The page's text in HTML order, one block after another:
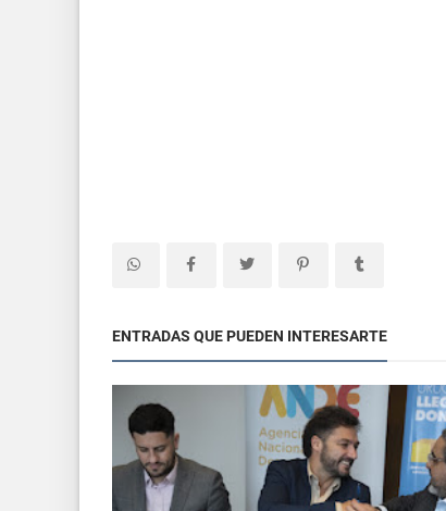
ENTRADAS QUE PUEDEN INTERESARTE